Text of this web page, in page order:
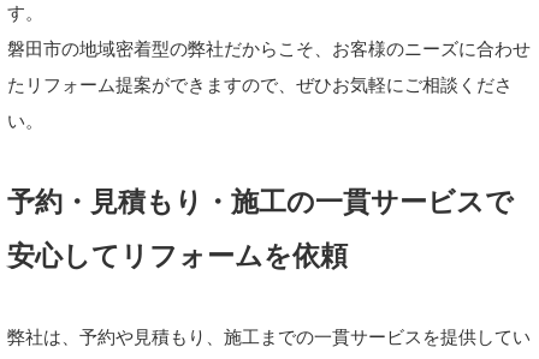
す。
磐田市の地域密着型の弊社だからこそ、お客様のニーズに合わせ
たリフォーム提案ができますので、ぜひお気軽にご相談くださ
い。
予約・見積もり・施工の一貫サービスで
安心してリフォームを依頼
弊社は、予約や見積もり、施工までの一貫サービスを提供してい